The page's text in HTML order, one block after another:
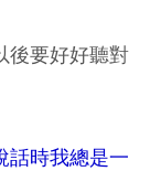
後要好好聽對
話時我總是一